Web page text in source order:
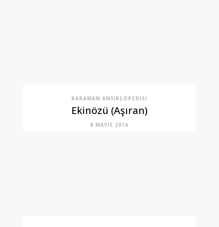
KARAMAN ANSIKLOPEDISI
Ekinözü (Aşıran)
8 MAYIS 2016